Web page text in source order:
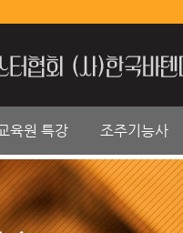
육원 특강 조주기능사